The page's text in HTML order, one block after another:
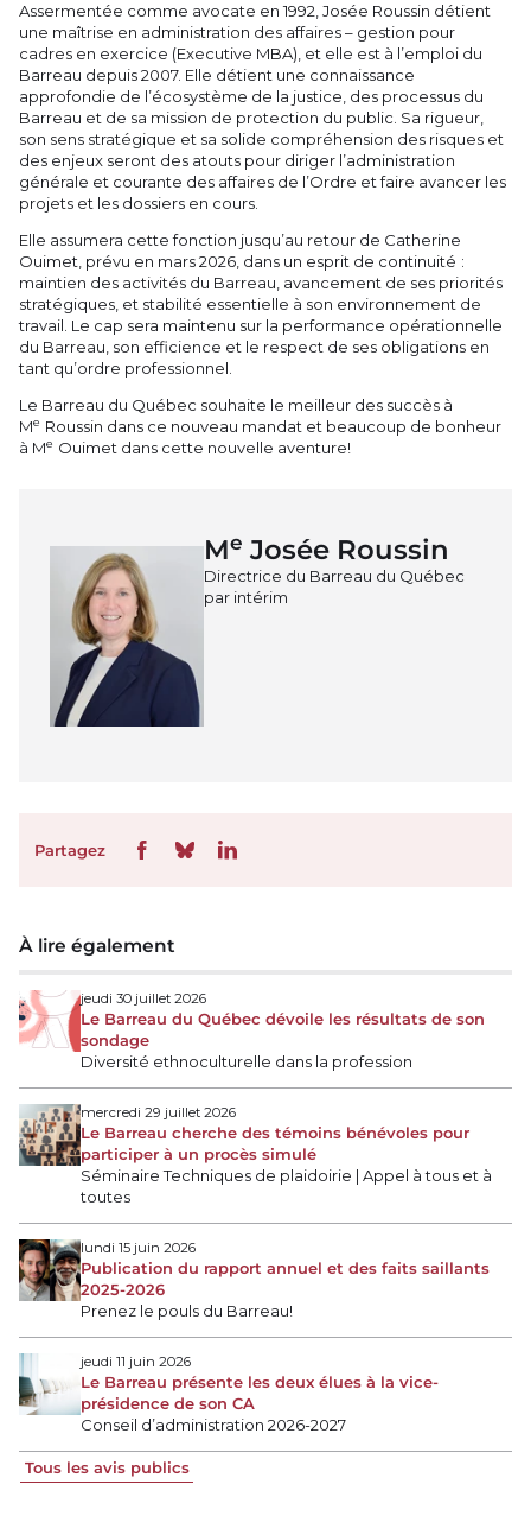
Assermentée comme avocate en 1992, Josée Roussin détient
une maîtrise en administration des affaires – gestion pour
cadres en exercice (Executive MBA), et elle est à l’emploi du
Barreau depuis 2007. Elle détient une connaissance
approfondie de l’écosystème de la justice, des processus du
Barreau et de sa mission de protection du public. Sa rigueur,
son sens stratégique et sa solide compréhension des risques et
des enjeux seront des atouts pour diriger l’administration
générale et courante des affaires de l’Ordre et faire avancer les
projets et les dossiers en cours.
Elle assumera cette fonction jusqu’au retour de Catherine
Ouimet, prévu en mars 2026, dans un esprit de continuité :
maintien des activités du Barreau, avancement de ses priorités
stratégiques, et stabilité essentielle à son environnement de
travail. Le cap sera maintenu sur la performance opérationnelle
du Barreau, son efficience et le respect de ses obligations en
tant qu’ordre professionnel.
Le Barreau du Québec souhaite le meilleur des succès à
Me Roussin dans ce nouveau mandat et beaucoup de bonheur
à Me Ouimet dans cette nouvelle aventure!
Me Josée Roussin
Directrice du Barreau du Québec
par intérim
Partagez
À lire également
jeudi 30 juillet 2026
Le Barreau du Québec dévoile les résultats de son
sondage
Diversité ethnoculturelle dans la profession
mercredi 29 juillet 2026
Le Barreau cherche des témoins bénévoles pour
participer à un procès simulé
Séminaire Techniques de plaidoirie | Appel à tous et à
toutes
lundi 15 juin 2026
Publication du rapport annuel et des faits saillants
2025-2026
Prenez le pouls du Barreau!
jeudi 11 juin 2026
Le Barreau présente les deux élues à la vice-
présidence de son CA
Conseil d’administration 2026-2027
Tous les avis publics